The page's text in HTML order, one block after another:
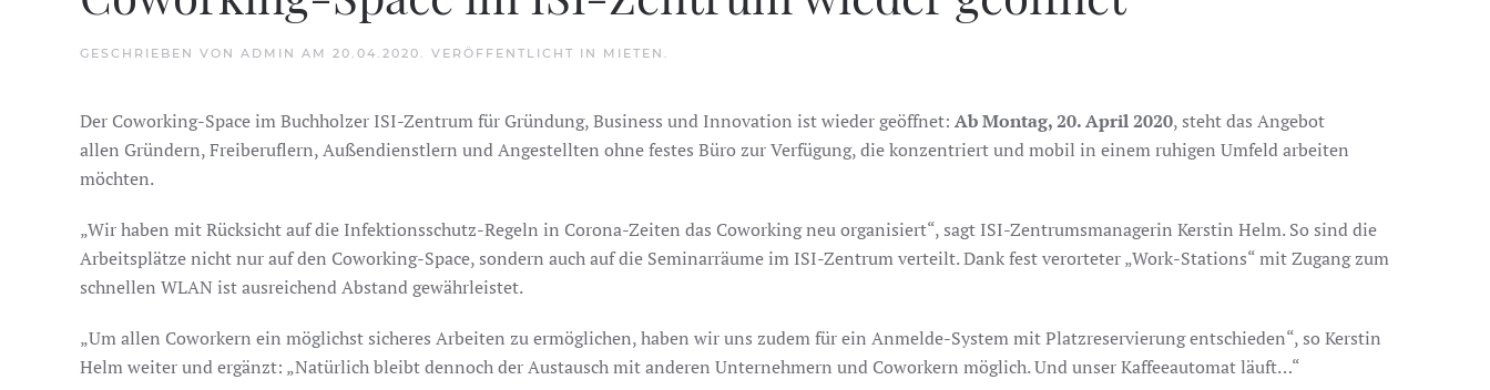
GESCHRIEBEN VON ADMIN AM 20.04.2020 . VERÖFFENTLICHT IN MIETEN .
Der Coworking-Space im Buchholzer ISI-Zentrum für Gründung, Business und Innovation ist wieder geöffnet: Ab Montag, 20. April 2020, steht das Angebot
allen Gründern, Freiberuflern, Außendienstlern und Angestellten ohne festes Büro zur Verfügung, die konzentriert und mobil in einem ruhigen Umfeld arbeiten
möchten.
„Wir haben mit Rücksicht auf die Infektionsschutz-Regeln in Corona-Zeiten das Coworking neu organisiert“, sagt ISI-Zentrumsmanagerin Kerstin Helm. So sind die
Arbeitsplätze nicht nur auf den Coworking-Space, sondern auch auf die Seminarräume im ISI-Zentrum verteilt. Dank fest verorteter „Work-Stations“ mit Zugang zum
schnellen WLAN ist ausreichend Abstand gewährleistet.
„Um allen Coworkern ein möglichst sicheres Arbeiten zu ermöglichen, haben wir uns zudem für ein Anmelde-System mit Platzreservierung entschieden“, so Kerstin
Helm weiter und ergänzt: „Natürlich bleibt dennoch der Austausch mit anderen Unternehmern und Coworkern möglich. Und unser Kaffeeautomat läuft…“